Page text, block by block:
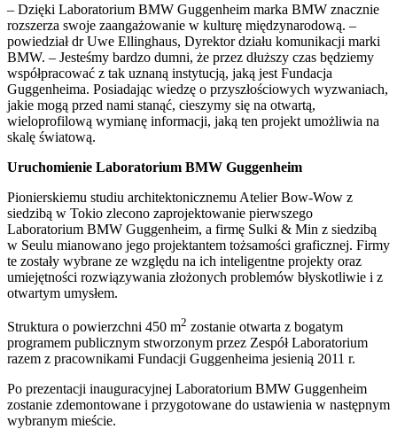
– Dzięki Laboratorium BMW Guggenheim marka BMW znacznie
rozszerza swoje zaangażowanie w kulturę międzynarodową. –
powiedział dr Uwe Ellinghaus, Dyrektor działu komunikacji marki
BMW. – Jesteśmy bardzo dumni, że przez dłuższy czas będziemy
współpracować z tak uznaną instytucją, jaką jest Fundacja
Guggenheima. Posiadając wiedzę o przyszłościowych wyzwaniach,
jakie mogą przed nami stanąć, cieszymy się na otwartą,
wieloprofilową wymianę informacji, jaką ten projekt umożliwia na
skalę światową.
Uruchomienie Laboratorium BMW Guggenheim
Pionierskiemu studiu architektonicznemu Atelier Bow-Wow z
siedzibą w Tokio zlecono zaprojektowanie pierwszego
Laboratorium BMW Guggenheim, a firmę Sulki & Min z siedzibą
w Seulu mianowano jego projektantem tożsamości graficznej. Firmy
te zostały wybrane ze względu na ich inteligentne projekty oraz
umiejętności rozwiązywania złożonych problemów błyskotliwie i z
otwartym umysłem.
Struktura o powierzchni 450 m2 zostanie otwarta z bogatym
programem publicznym stworzonym przez Zespół Laboratorium
razem z pracownikami Fundacji Guggenheima jesienią 2011 r.
Po prezentacji inauguracyjnej Laboratorium BMW Guggenheim
zostanie zdemontowane i przygotowane do ustawienia w następnym
wybranym mieście.